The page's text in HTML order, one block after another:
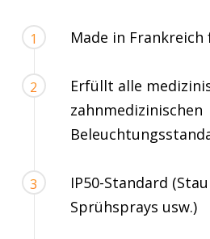
1 Made in
2
Erfüllt alle
zahnmedizinischen
3
IP50-Standard
Sprühsprays usw.)